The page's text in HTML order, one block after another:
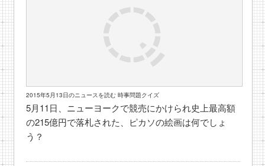
2015年5月13日のニュースを読む 時事問題クイズ
5月11日、ニューヨークで競売にかけられ史上最高額
の215億円で落札された、ピカソの絵画は何でしょ
う？